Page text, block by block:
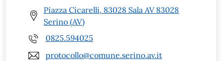
Piazza Cicarelli, 83028 Sala AV 83028
Serino (AV)
0825.594025
protocollo@comune.serino.av.it